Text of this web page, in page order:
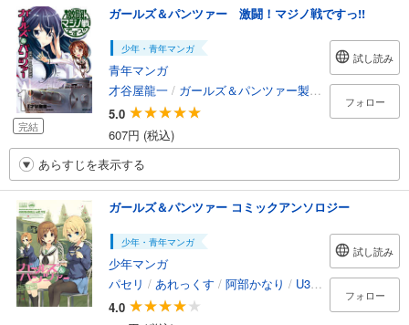
完結
ガールズ＆パンツァー 激闘！マジノ戦ですっ!!
少年・青年マンガ
青年マンガ
才谷屋龍一 / ガールズ＆パンツァー製作委員会
5.0
607円 (税込)
試し読み
フォロー
あらすじを表示する
ガールズ＆パンツァー コミックアンソロジー
少年・青年マンガ
少年マンガ
パセリ / あれっくす / 阿部かなり / U35 / 自我帝/ねこ
4.0
試し読み
フォロー